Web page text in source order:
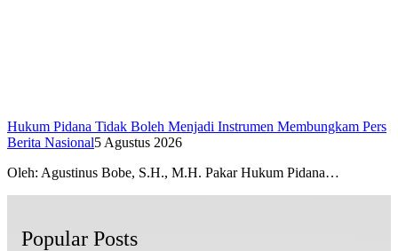
Hukum Pidana Tidak Boleh Menjadi Instrumen Membungkam Pers
Berita Nasional5 Agustus 2026
Oleh: Agustinus Bobe, S.H., M.H. Pakar Hukum Pidana…
Popular Posts